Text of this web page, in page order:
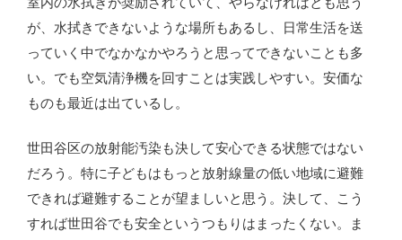
が、水拭きできないような場所もあるし、日常生活を送
っていく中でなかなかやろうと思ってできないことも多
い。でも空気清浄機を回すことは実践しやすい。安価な
ものも最近は出ているし。
世田谷区の放射能汚染も決して安心できる状態ではない
だろう。特に子どもはもっと放射線量の低い地域に避難
できれば避難することが望ましいと思う。決して、こう
すれば世田谷でも安全というつもりはまったくない。ま